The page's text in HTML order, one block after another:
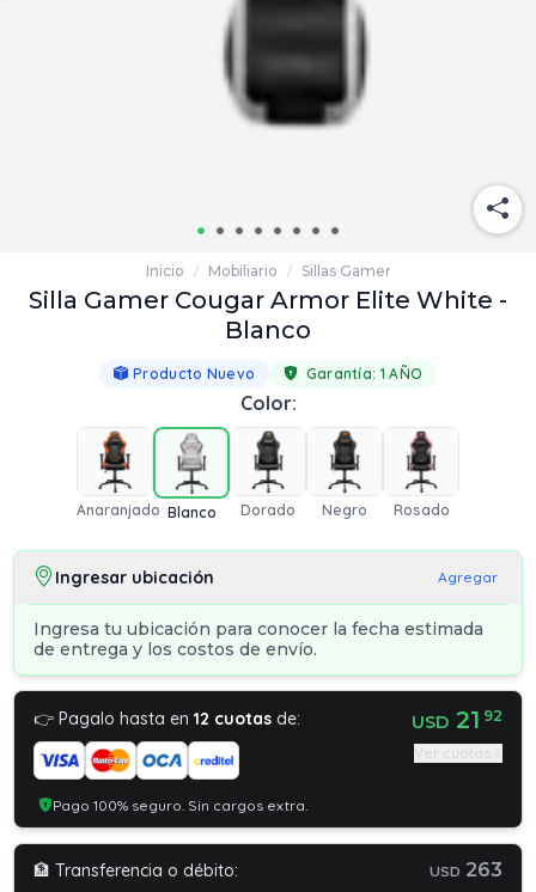
Inicio / Mobiliario / Sillas Gamer
Silla Gamer Cougar Armor Elite White -
Blanco
Producto Nuevo Garantía: 1 AÑO
Color:
Anaranjado Blanco Dorado Negro Rosado
Ingresar ubicación Agregar
Ingresa tu ubicación para conocer la fecha estimada
de entrega y los costos de envío.
👉 Pagalo hasta en12 cuotas de:
Pago 100% seguro. Sin cargos extra.
USD 21 92
Ver cuotas
🏦 Transferencia o débito: USD 263